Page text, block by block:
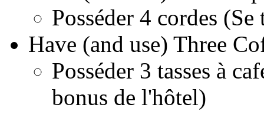
Posséder 4 cordes
Have (and use) Three
Posséder 3 tasses à
bonus de l'hôtel)